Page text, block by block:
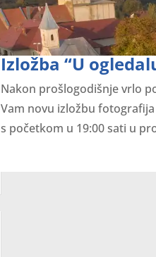
Izložba “U
Nakon prošlogodišnje vrlo
Vam novu izložbu
s početkom u 19:00 sati u